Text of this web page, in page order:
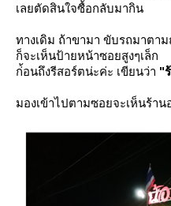
เลยตัดสินใจซื้อกลับมากิน
ทางเดิม ถ้าขามา ขับรถมาตา
ก็จะเห็นป้ายหน้าซอยสูงๆเล็ก
ก่้อนถึงรีสอร์ตน่ะค่ะ เขียนว่า "
มองเข้าไปตามซอยจะเห็นร้าน